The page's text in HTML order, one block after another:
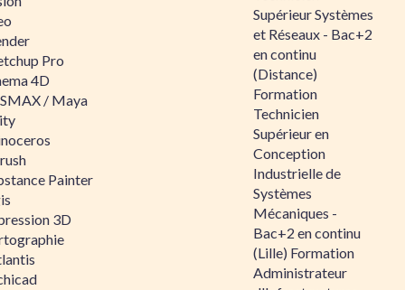
Pro
4D
/ Maya
Painter
3D
Supérieur Systèmes
et Réseaux - Bac+2
en continu
(Distance)
Formation
Technicien
Supérieur en
Conception
Industrielle de
Systèmes
Mécaniques -
Bac+2 en continu
(Lille) Formation
Administrateur